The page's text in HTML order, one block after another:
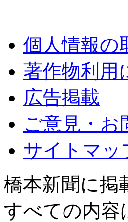
個人情報の
著作物利用
広告掲載
ご意見・お
サイトマッ
橋本新聞に掲
すべての内容